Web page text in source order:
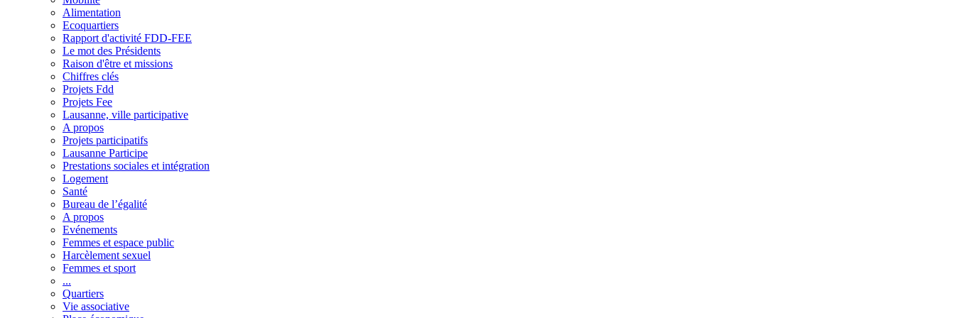
Alimentation
Ecoquartiers
Rapport d'activité FDD-FEE
Le mot des Présidents
Raison d'être et missions
Chiffres clés
Projets Fdd
Projets Fee
Lausanne, ville participative
A propos
Projets participatifs
Lausanne Participe
Prestations sociales et intégration
Logement
Santé
Bureau de l’égalité
A propos
Evénements
Femmes et espace public
Harcèlement sexuel
Femmes et sport
...
Quartiers
Vie associative